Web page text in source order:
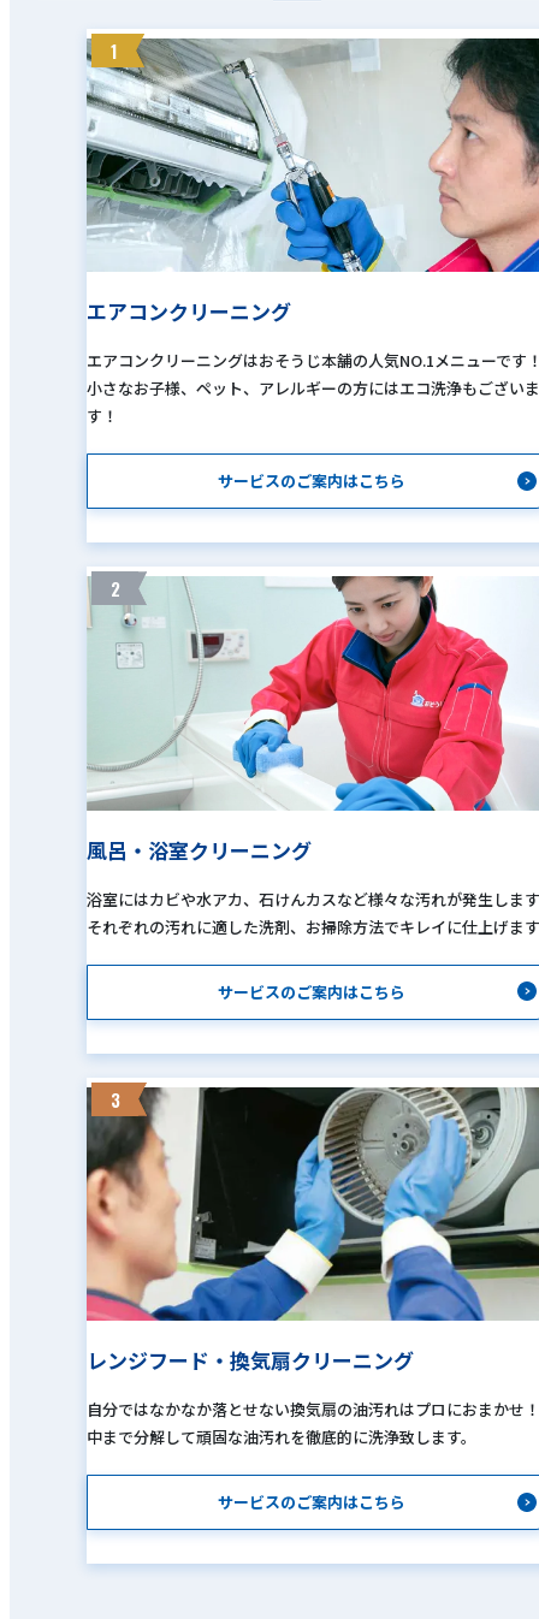
1
エアコンクリーニング
エアコンクリーニングはおそうじ本舗の人気NO.1メニューです
小さなお子様、ペット、アレルギーの方にはエコ洗浄もございま
す！
サービスのご案内はこちら
2
風呂・浴室クリーニング
浴室にはカビや水アカ、石けんカスなど様々な汚れが発生しま
それぞれの汚れに適した洗剤、お掃除方法でキレイに仕上げま
サービスのご案内はこちら
3
レンジフード・換気扇クリーニング
自分ではなかなか落とせない換気扇の油汚れはプロにおまかせ！
中まで分解して頑固な油汚れを徹底的に洗浄致します。
サービスのご案内はこちら